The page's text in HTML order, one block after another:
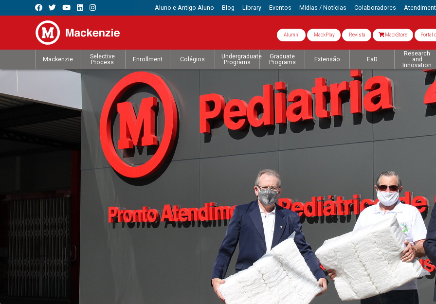
Aluno e Antigo Aluno Blog Library Eventos Mídias / Notícias Colaboradores
Alumni MackPlay Revista MackStore Portal
Mackenzie
Selective
Process
Enrollment Colégios
Undergraduate
Programs
Graduate
Programs
Extensão EaD
Research
and
Innovation